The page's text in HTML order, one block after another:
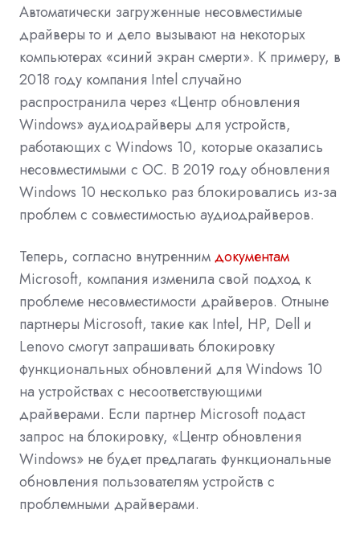
Автоматически загруженные несовместимые
драйверы то и дело вызывают на некоторых
компьютерах «синий экран смерти». К примеру, в
2018 году компания Intel случайно
распространила через «Центр обновления
Windows» аудиодрайверы для устройств,
работающих с Windows 10, которые оказались
несовместимыми с ОС. В 2019 году обновления
Windows 10 несколько раз блокировались из-за
проблем с совместимостью аудиодрайверов.
Теперь, согласно внутреннимдокументам
Microsoft, компания изменила свой подход к
проблеме несовместимости драйверов. Отныне
партнеры Microsoft, такие как Intel, HP, Dell и
Lenovo смогут запрашивать блокировку
функциональных обновлений для Windows 10
на устройствах с несоответствующими
драйверами. Если партнер Microsoft подаст
запрос на блокировку, «Центр обновления
Windows» не будет предлагать функциональные
обновления пользователям устройств с
проблемными драйверами.